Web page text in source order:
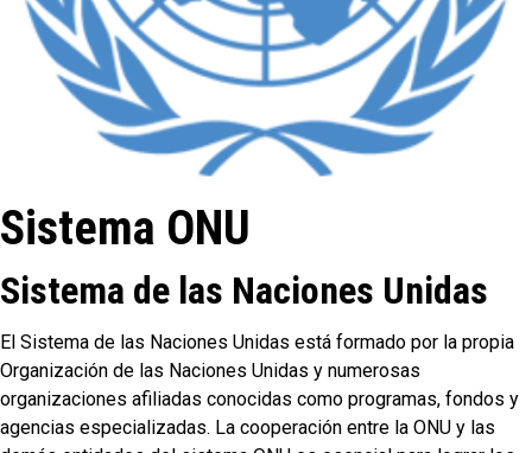
Sistema ONU
Sistema de las Naciones Unidas
El Sistema de las Naciones Unidas está formado por la propia
Organización de las Naciones Unidas y numerosas
organizaciones afiliadas conocidas como programas, fondos y
agencias especializadas. La cooperación entre la ONU y las